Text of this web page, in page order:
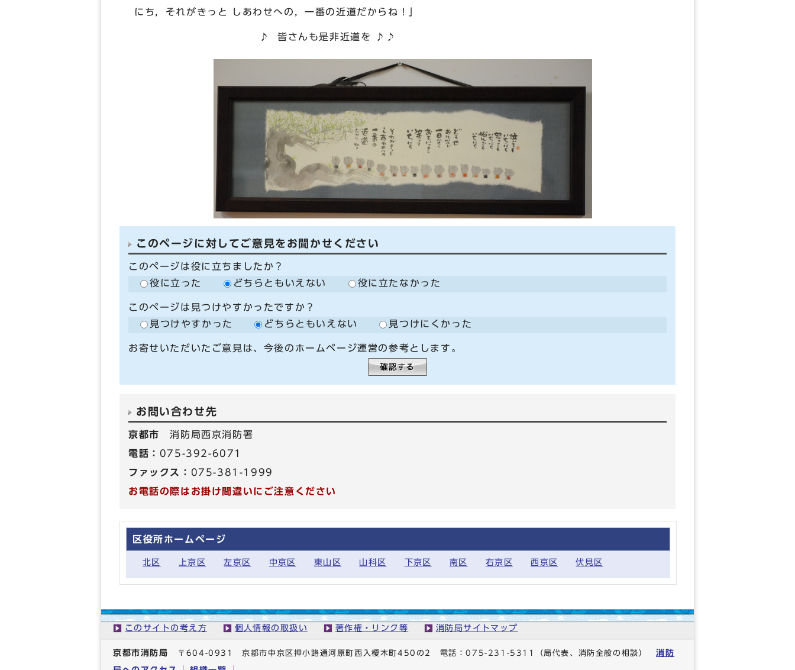
にち，それがきっと しあわせへの，一番の近道だからね！」
♪ 皆さんも是非近道を ♪♪
このページに対してご意見をお聞かせください
このページは役に立ちましたか？
役に立った
どちらともいえない 役に立たなかった
このページは見つけやすかったですか？
見つけやすかった
どちらともいえない 見つけにくかった
お寄せいただいたご意見は、今後のホームページ運営の参考とします。
お問い合わせ先
京都市消防局西京消防署
電話： 075-392-6071
ファックス： 075-381-1999
お電話の際はお掛け間違いにご注意ください
区役所ホームページ
北区 上京区 左京区 中京区 東山区 山科区 下京区 南区 右京区 西京区 伏見区
このサイトの考え方 個人情報の取扱い 著作権・リンク等 消防局サイトマップ
京都市消防局 〒604-0931 京都市中京区押小路通河原町西入榎木町450の2 電話：075-231-5311 （局代表、消防全般の相談）消防